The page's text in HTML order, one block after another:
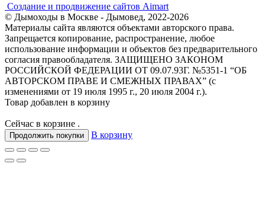
Создание и продвижение сайтов Aimart
© Дымоходы в Москве - Дымовед, 2022-2026
Материалы сайта являются объектами авторского права.
Запрещается копирование, распространение, любое
использование информации и объектов без предварительного
согласия правообладателя. ЗАЩИЩЕНО ЗАКОНОМ
РОССИЙСКОЙ ФЕДЕРАЦИИ ОТ 09.07.93Г. №5351-1 “ОБ
АВТОРСКОМ ПРАВЕ И СМЕЖНЫХ ПРАВАХ” (с
изменениями от 19 июля 1995 г., 20 июля 2004 г.).
Товар добавлен в корзину
Сейчас в корзине .
Продолжить покупки В корзину